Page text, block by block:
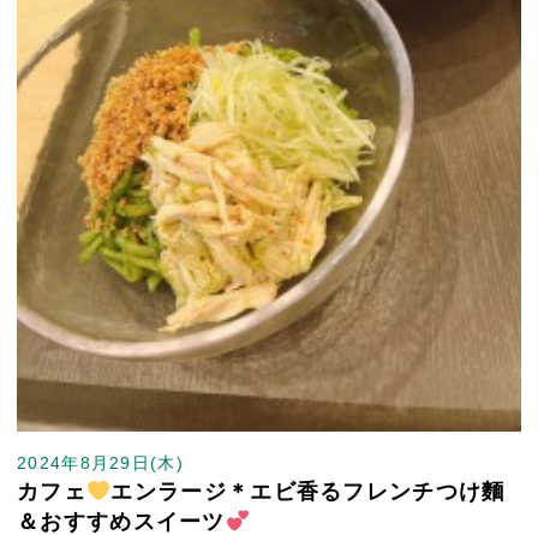
2024年8月29日(木)
カフェ
エンラージ＊エビ香るフレンチつけ麵
＆おすすめスイーツ